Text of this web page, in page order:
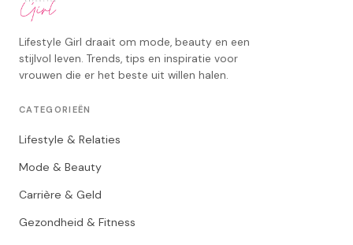
Lifestyle Girl draait om mode, beauty en een
stijlvol leven. Trends, tips en inspiratie voor
vrouwen die er het beste uit willen halen.
CATEGORIEËN
Lifestyle & Relaties
Mode & Beauty
Carrière & Geld
Gezondheid & Fitness